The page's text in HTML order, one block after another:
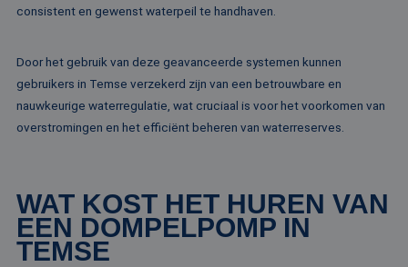
consistent en gewenst waterpeil te handhaven.
Door het gebruik van deze geavanceerde systemen kunnen
gebruikers in Temse verzekerd zijn van een betrouwbare en
nauwkeurige waterregulatie, wat cruciaal is voor het voorkomen van
overstromingen en het efficiënt beheren van waterreserves.
WAT KOST HET HUREN VAN
EEN DOMPELPOMP IN
TEMSE
websitebezoeker
MR
Microsoft
Corporation
.c.bing.com
1 week
Dit is een
MSN 1st party
die we gebruiken
ANONCHK
Microsoft
Corporation
.c.clarity.ms
10 minuten
Deze cookie
verzamelt
over hoe de